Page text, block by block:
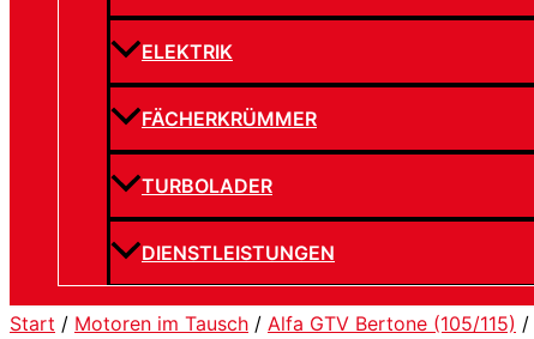
ELEKTRIK
FÄCHERKRÜMMER
TURBOLADER
DIENSTLEISTUNGEN
Start / Motoren im Tausch / Alfa GTV Bertone (105/115) /